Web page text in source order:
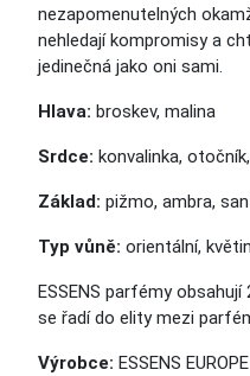
nezapomenutelných
nehledají kompromisy a
jedinečná jako oni sami.
Hlava: broskev, malina
Srdce: konvalinka,
Základ: pižmo, ambra,
Typ vůně: orientální,
ESSENS parfémy
se řadído elitymezi
Výrobce: ESSENS